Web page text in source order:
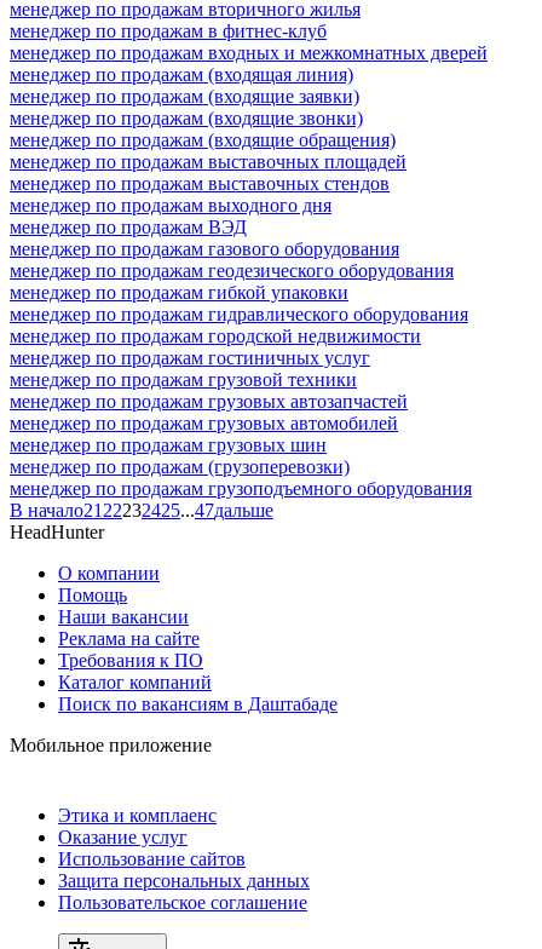
менеджер по продажам вторичного жилья
менеджер по продажам в фитнес-клуб
менеджер по продажам входных и межкомнатных дверей
менеджер по продажам (входящая линия)
менеджер по продажам (входящие заявки)
менеджер по продажам (входящие звонки)
менеджер по продажам (входящие обращения)
менеджер по продажам выставочных площадей
менеджер по продажам выставочных стендов
менеджер по продажам выходного дня
менеджер по продажам ВЭД
менеджер по продажам газового оборудования
менеджер по продажам геодезического оборудования
менеджер по продажам гибкой упаковки
менеджер по продажам гидравлического оборудования
менеджер по продажам городской недвижимости
менеджер по продажам гостиничных услуг
менеджер по продажам грузовой техники
менеджер по продажам грузовых автозапчастей
менеджер по продажам грузовых автомобилей
менеджер по продажам грузовых шин
менеджер по продажам (грузоперевозки)
менеджер по продажам грузоподъемного оборудования
В начало21 22232425...47дальше
HeadHunter
О компании
Помощь
Наши вакансии
Реклама на сайте
Требования к ПО
Каталог компаний
Поиск по вакансиям в Даштабаде
Мобильное приложение
Этика и комплаенс
Оказание услуг
Использование сайтов
Защита персональных данных
Пользовательское соглашение